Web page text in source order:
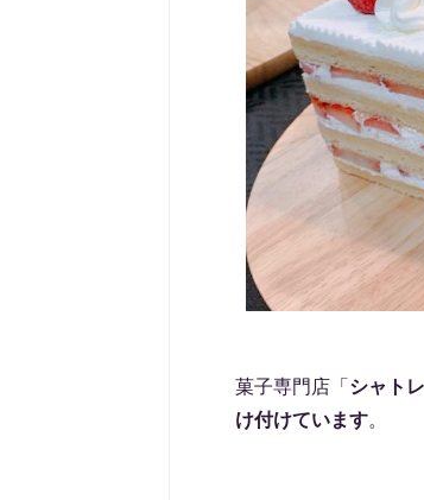
菓子専門店「 シャト
け付けています。